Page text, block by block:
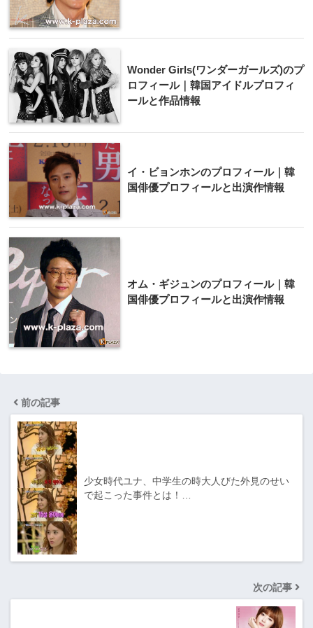
Wonder Girls(ワンダーガールズ)のプ
ロフィール｜韓国アイドルプロフィ
ールと作品情報
イ・ビョンホンのプロフィール｜韓
国俳優プロフィールと出演作情報
オム・ギジュンのプロフィール｜韓
国俳優プロフィールと出演作情報
前の記事
少女時代ユナ、中学生の時大人びた外見のせい
で起こった事件とは！…
次の記事